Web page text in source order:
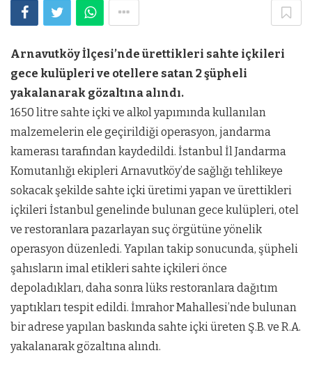
Arnavutköy İlçesi’nde ürettikleri sahte içkileri
gece kulüpleri ve otellere satan 2 şüpheli
yakalanarak gözaltına alındı.
1650 litre sahte içki ve alkol yapımında kullanılan
malzemelerin ele geçirildiği operasyon, jandarma
kamerası tarafından kaydedildi. İstanbul İl Jandarma
Komutanlığı ekipleri Arnavutköy’de sağlığı tehlikeye
sokacak şekilde sahte içki üretimi yapan ve ürettikleri
içkileri İstanbul genelinde bulunan gece kulüpleri, otel
ve restoranlara pazarlayan suç örgütüne yönelik
operasyon düzenledi. Yapılan takip sonucunda, şüpheli
şahısların imal etikleri sahte içkileri önce
depoladıkları, daha sonra lüks restoranlara dağıtım
yaptıkları tespit edildi. İmrahor Mahallesi’nde bulunan
bir adrese yapılan baskında sahte içki üreten Ş.B. ve R.A.
yakalanarak gözaltına alındı.